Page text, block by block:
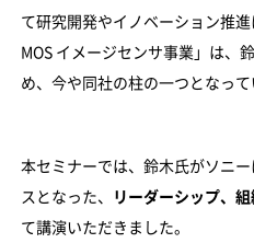
て研究開発やイノベーション推
MOS イメージセンサ事業」は、
め、今や同社の柱の一つとなって
本セミナーでは、鈴木氏がソニ
スとなった、
リーダーシップ、
て講演いただきました。